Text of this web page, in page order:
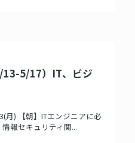
13-5/17）IT、ビジ
) 【朝】ITエンジニアに必
報セキュリティ関...